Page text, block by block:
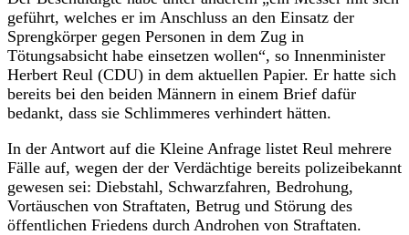
geführt, welches er im Anschluss an den Einsatz der
Sprengkörper gegen Personen in dem Zug in
Tötungsabsicht habe einsetzen wollen“, so Innenminister
Herbert Reul (CDU) in dem aktuellen Papier. Er hatte sich
bereits bei den beiden Männern in einem Brief dafür
bedankt, dass sie Schlimmeres verhindert hätten.
In der Antwort auf die Kleine Anfrage listet Reul mehrere
Fälle auf, wegen der der Verdächtige bereits polizeibekannt
gewesen sei: Diebstahl, Schwarzfahren, Bedrohung,
Vortäuschen von Straftaten, Betrug und Störung des
öffentlichen Friedens durch Androhen von Straftaten.